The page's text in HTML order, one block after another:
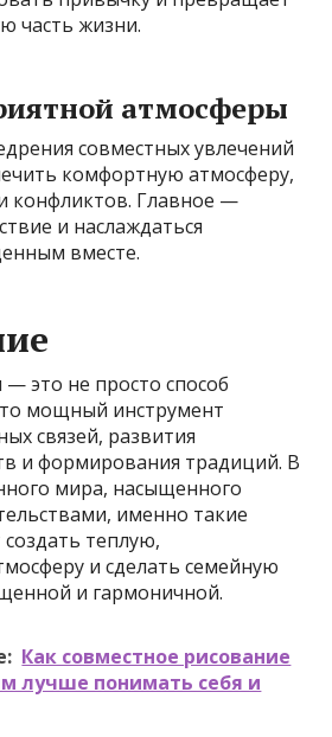
часть жизни.
атмосферы
совместных увлечений
комфортную атмосферу,
конфликтов. Главное —
и наслаждаться
вместе.
это не просто способ
мощный инструмент
связей, развития
и формирования традиций. В
мира, насыщенного
именно такие
теплую,
и сделать семейную
и гармоничной.
Как совместное рисование
лучше понимать себя и